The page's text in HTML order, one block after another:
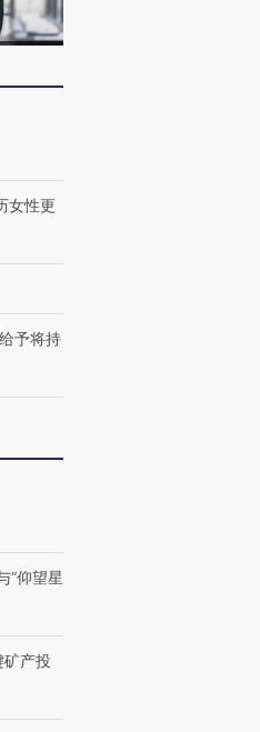
【商旅对话】华住集团
女性更
予将持
“仰望星
产投